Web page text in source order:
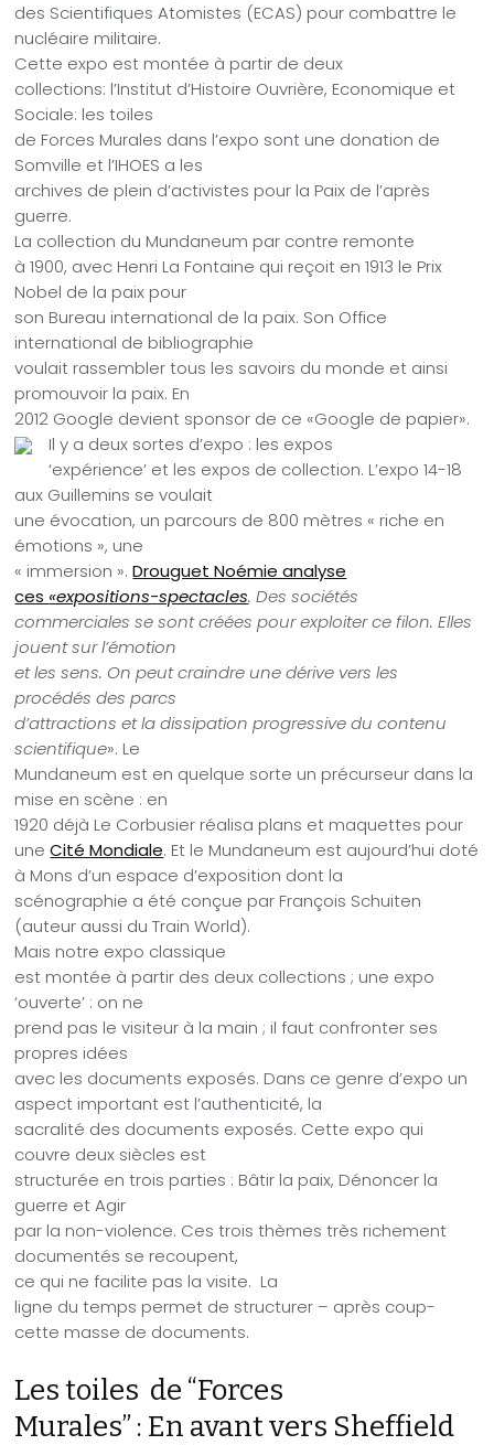
des Scientifiques Atomistes (ECAS) pour combattre le
nucléaire militaire.
Cette expo est montée à partir de deux
collections: l’Institut d’Histoire Ouvrière, Economique et
Sociale: les toiles
de Forces Murales dans l’expo sont une donation de
Somville et l’IHOES a les
archives de plein d’activistes pour la Paix de l’après
guerre.
La collection du Mundaneum par contre remonte
à 1900, avec Henri La Fontaine qui reçoit en 1913 le Prix
Nobel de la paix pour
son Bureau international de la paix. Son Office
international de bibliographie
voulait rassembler tous les savoirs du monde et ainsi
promouvoir la paix. En
2012 Google devient sponsor de ce «Google de papier».
Il y a deux sortes d’expo : les expos
‘expérience’ et les expos de collection. L’expo 14-18
aux Guillemins se voulait
une évocation, un parcours de 800 mètres « riche en
émotions », une
« immersion ».Drouguet Noémie analyse
ces«expositions-spectacles. Des sociétés
commerciales se sont créées pour exploiter ce filon. Elles
jouent sur l’émotion
et les sens. On peut craindre une dérive vers les
procédés des parcs
d’attractions et la dissipation progressive du contenu
scientifique». Le
Mundaneum est en quelque sorte un précurseur dans la
mise en scène : en
1920 déjà Le Corbusier réalisa plans et maquettes pour
uneCité Mondiale. Et le Mundaneum est aujourd’hui doté
à Mons d’un espace d’exposition dont la
scénographie a été conçue par François Schuiten
(auteur aussi du Train World).
Mais notre expo classique
est montée à partir des deux collections ; une expo
‘ouverte’ : on ne
prend pas le visiteur à la main ; il faut confronter ses
propres idées
avec les documents exposés. Dans ce genre d’expo un
aspect important est l’authenticité, la
sacralité des documents exposés. Cette expo qui
couvre deux siècles est
structurée en trois parties : Bâtir la paix, Dénoncer la
guerre et Agir
par la non-violence. Ces trois thèmes très richement
documentés se recoupent,
ce qui ne facilite pas la visite. La
ligne du temps permet de structurer – après coup-
cette masse de documents.
Les toiles de “Forces
Murales” : En avant vers Sheffield